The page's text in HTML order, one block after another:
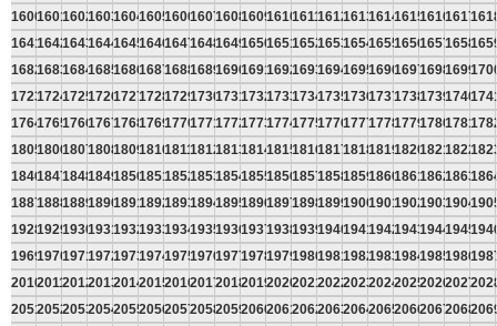
160016011602160316041605160616071608160916101611161216131614161516161617
164116421643164416451646164716481649165016511652165316541655165616571658
168216831684168516861687168816891690169116921693169416951696169716981699
172317241725172617271728172917301731173217331734173517361737173817391740
176417651766176717681769177017711772177317741775177617771778177917801781
180518061807180818091810181118121813181418151816181718181819182018211822
184618471848184918501851185218531854185518561857185818591860186118621863
188718881889189018911892189318941895189618971898189919001901190219031904
192819291930193119321933193419351936193719381939194019411942194319441945
196919701971197219731974197519761977197819791980198119821983198419851986
201020112012201320142015201620172018201920202021202220232024202520262027
205120522053205420552056205720582059206020612062206320642065206620672068